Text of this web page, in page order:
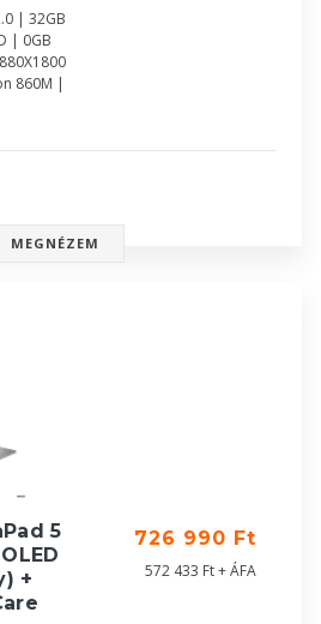
| 32GB
| 0GB
860M |
MEGNÉZEM
5
+
726 990 Ft
572 433 Ft + ÁFA